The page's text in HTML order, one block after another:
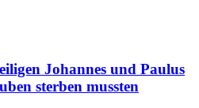
Johannes und Paulus
sterben mussten